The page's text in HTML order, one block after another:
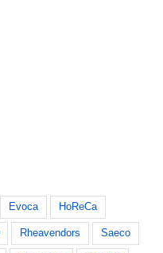
Evoca HoReCa
Rheavendors Saeco